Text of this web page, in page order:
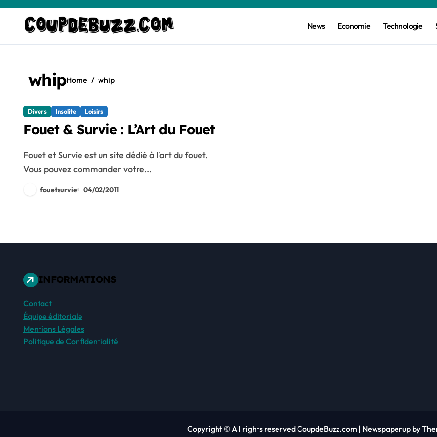
content
News Economie Technologie
whipHome whip
Divers Insolite Loisirs
Fouet & Survie : L’Art du Fouet
Fouet et Survie est un site dédié à l’art du fouet.
Vous pouvez commander votre...
fouetsurvie 04/02/2011
INFORMATIONS
Contact
Équipe éditoriale
Mentions Légales
Politique de Confidentialité
Copyright © All rights reserved CoupdeBuzz.com | Newspaperupby